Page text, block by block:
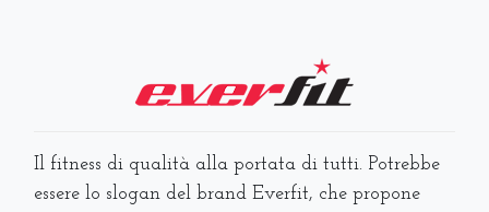
Il fitness di qualità alla portata di tutti. Potrebbe
essere lo slogan del brand Everfit, che propone